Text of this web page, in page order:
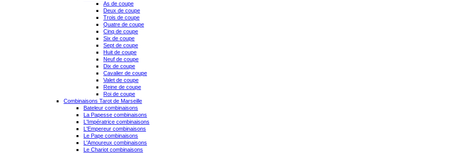
As de coupe
Deux de coupe
Trois de coupe
Quatre de coupe
Cinq de coupe
Six de coupe
Sept de coupe
Huit de coupe
Neuf de coupe
Dix de coupe
Cavalier de coupe
Valet de coupe
Reine de coupe
Roi de coupe
Combinaisons Tarot de Marseille
Bateleur combinaisons
La Papesse combinaisons
L'Impératrice combinaisons
L'Empereur combinaisons
Le Pape combinaisons
L'Amoureux combinaisons
Le Chariot combinaisons